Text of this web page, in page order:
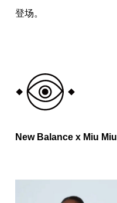
登场。
New Balance x Miu Miu